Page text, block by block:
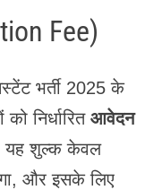
Fee)
भर्ती 2025 के
निर्धारित आवेदन
यह शुल्क केवल
और इसके लिए